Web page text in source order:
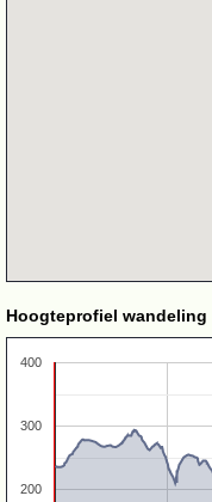
Hoogteprofiel wandeling
200
300
400